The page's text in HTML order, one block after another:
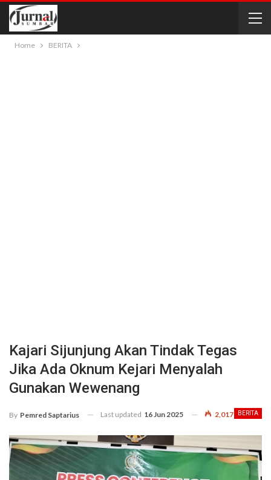
Home BERITA
Kajari Sijunjung Akan Tindak Tegas
Jika Ada Oknum Kejari Menyalah
Gunakan Wewenang
BERITA
By Pemred Saptarius Last updated 16 Jun 2025 2,017